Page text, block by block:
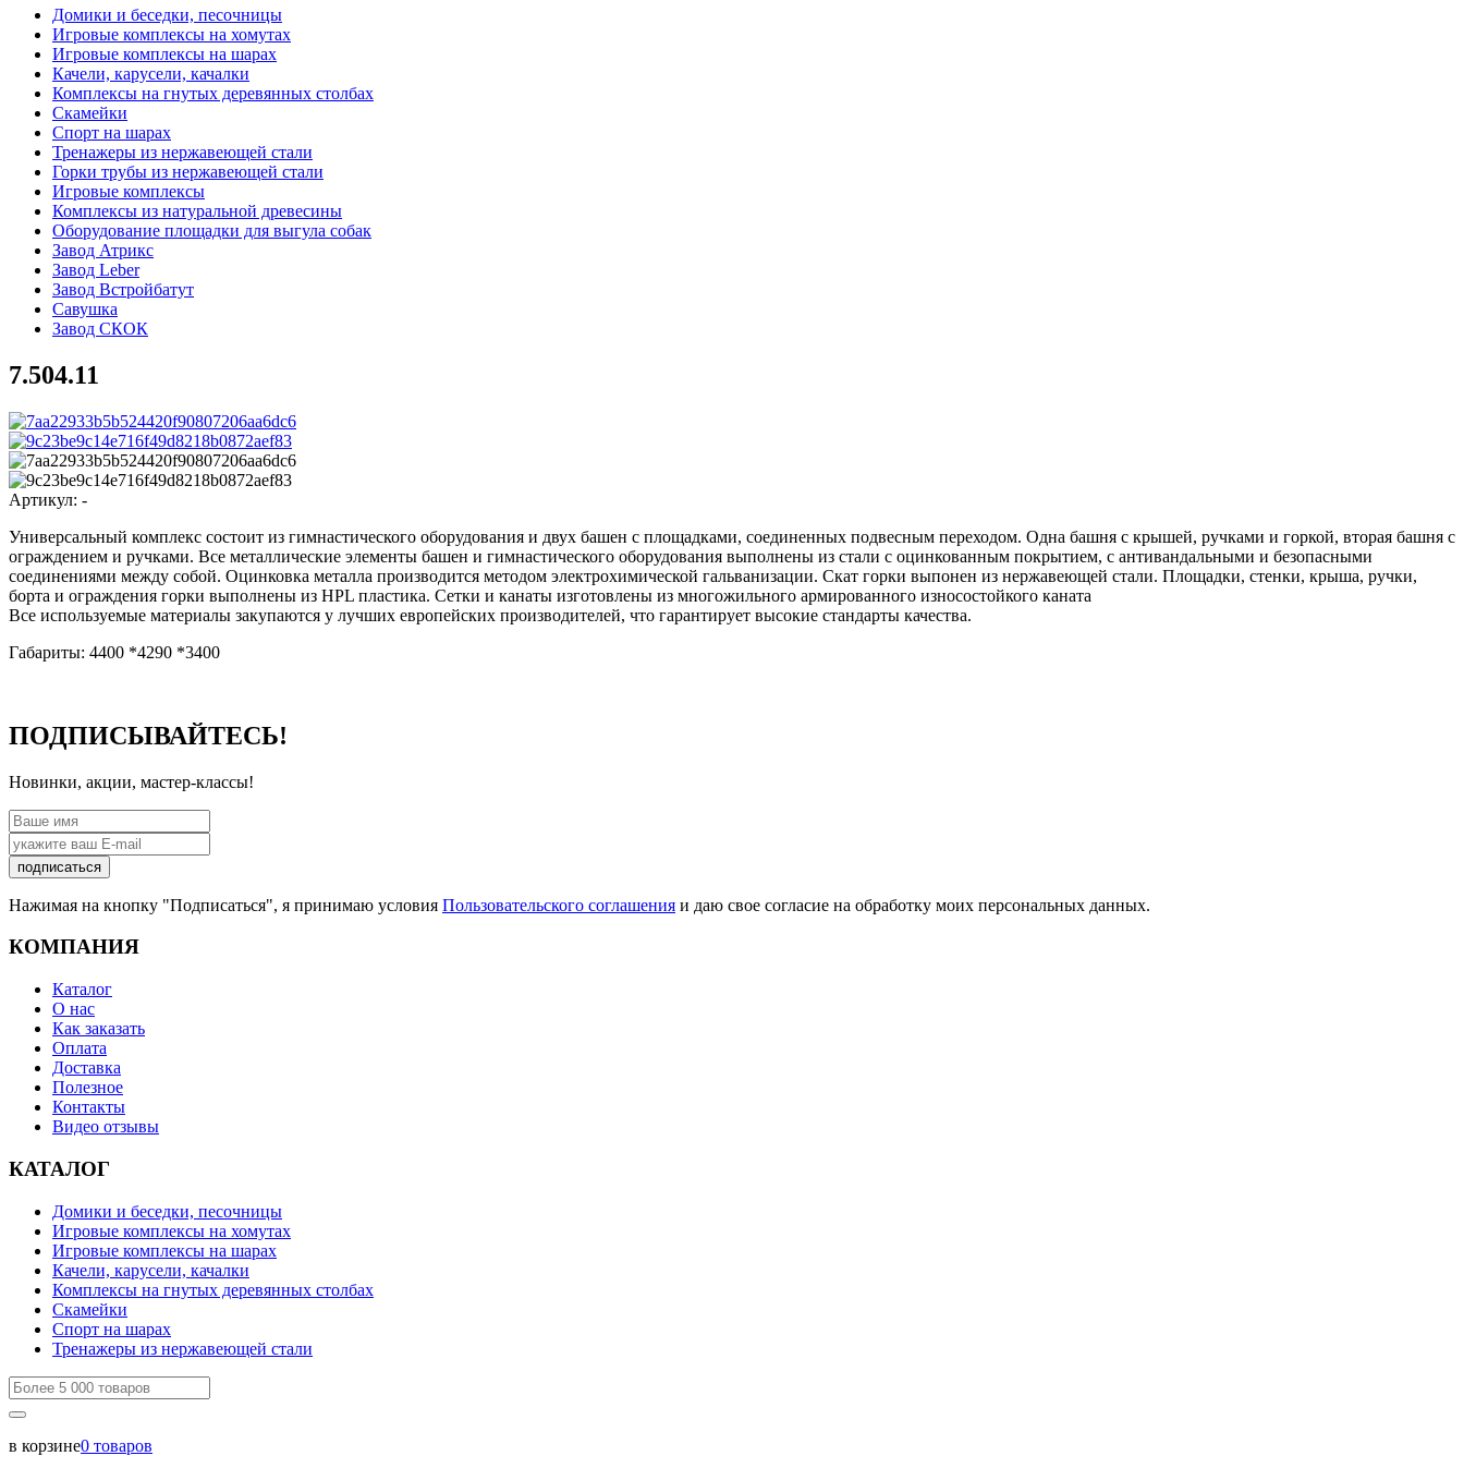
Домики и беседки, песочницы
Игровые комплексы на хомутах
Игровые комплексы на шарах
Качели, карусели, качалки
Комплексы на гнутых деревянных столбах
Скамейки
Спорт на шарах
Тренажеры из нержавеющей стали
Горки трубы из нержавеющей стали
Игровые комплексы
Комплексы из натуральной древесины
Оборудование площадки для выгула собак
Завод Атрикс
Завод Leber
Завод Встройбатут
Савушка
Завод СКОК
7.504.11
Артикул: -
Универсальный комплекс состоит из гимнастического оборудования и двух башен с площадками, соединенных подвесным переходом. Одна башня с крышей, ручками и горкой, вторая башня с
ограждением и ручками. Все металлические элементы башен и гимнастического оборудования выполнены из стали с оцинкованным покрытием, с антивандальными и безопасными
соединениями между собой. Оцинковка металла производится методом электрохимической гальванизации. Скат горки выпонен из нержавеющей стали. Площадки, стенки, крыша, ручки,
борта и ограждения горки выполнены из HPL пластика. Сетки и канаты изготовлены из многожильного армированного износостойкого каната
Все используемые материалы закупаются у лучших европейских производителей, что гарантирует высокие стандарты качества.
Габариты: 4400 *4290 *3400
ПОДПИСЫВАЙТЕСЬ!
Новинки, акции, мастер-классы!
подписаться
Нажимая на кнопку "Подписаться", я принимаю условия Пользовательского соглашения и даю свое согласие на обработку моих персональных данных.
КОМПАНИЯ
Каталог
О нас
Как заказать
Оплата
Доставка
Полезное
Контакты
Видео отзывы
КАТАЛОГ
Домики и беседки, песочницы
Игровые комплексы на хомутах
Игровые комплексы на шарах
Качели, карусели, качалки
Комплексы на гнутых деревянных столбах
Скамейки
Спорт на шарах
Тренажеры из нержавеющей стали
в корзине0 товаров